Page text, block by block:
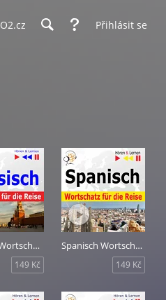
O2.cz Přihlásit se
Russisch Wortschatz für die Reise: 1000 Wichtige Wörter und Redewendungen im Alltag
149 Kč
Spanisch Wortschatz für die Reise: 1000 Wichtige Wörter und Redewendungen im Alltag
149 Kč